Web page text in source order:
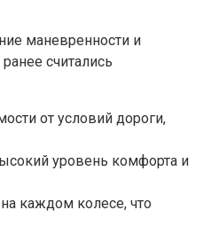
маневренности и
считались
от условий дороги,
уровень комфорта и
каждом колесе, что